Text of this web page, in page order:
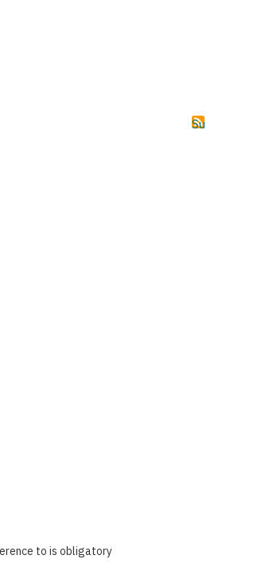
Subscribe to
to is obligatory.